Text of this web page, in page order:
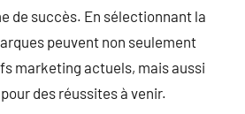
de succès. En sélectionnant la
peuvent non seulement
marketing actuels, mais aussi
des réussites à venir.